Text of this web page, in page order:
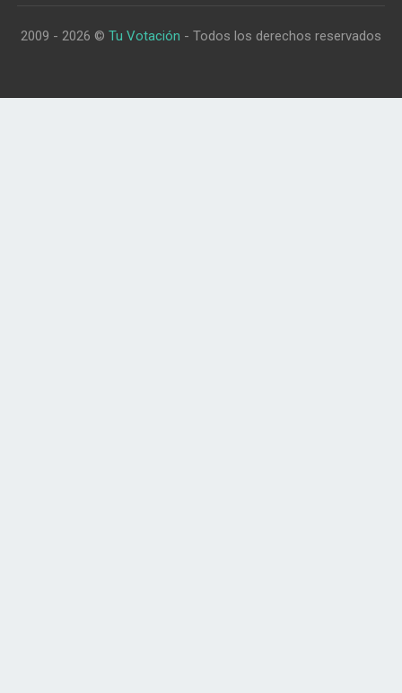
2009 - 2026 © Tu Votación - Todos los derechos reservados